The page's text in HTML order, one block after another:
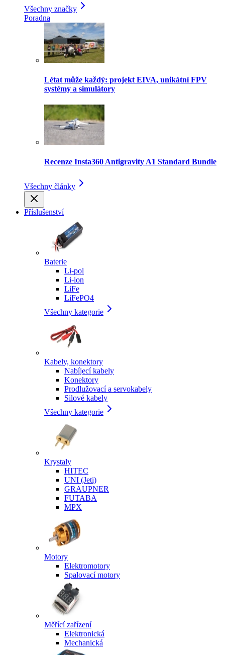
Všechny značky
Poradna
Létat může každý: projekt EIVA, unikátní FPV
systémy a simulátory
Recenze Insta360 Antigravity A1 Standard Bundle
Všechny články
Příslušenství
Baterie
Li-pol
Li-ion
LiFe
LiFePO4
Všechny kategorie
Kabely, konektory
Nabíjecí kabely
Konektory
Prodlužovací a servokabely
Silové kabely
Všechny kategorie
Krystaly
HITEC
UNI (Jeti)
GRAUPNER
FUTABA
MPX
Motory
Elektromotory
Spalovací motory
Měřící zařízení
Elektronická
Mechanická